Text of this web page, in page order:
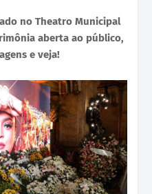
no Theatro Municipal
aberta ao público,
e veja!